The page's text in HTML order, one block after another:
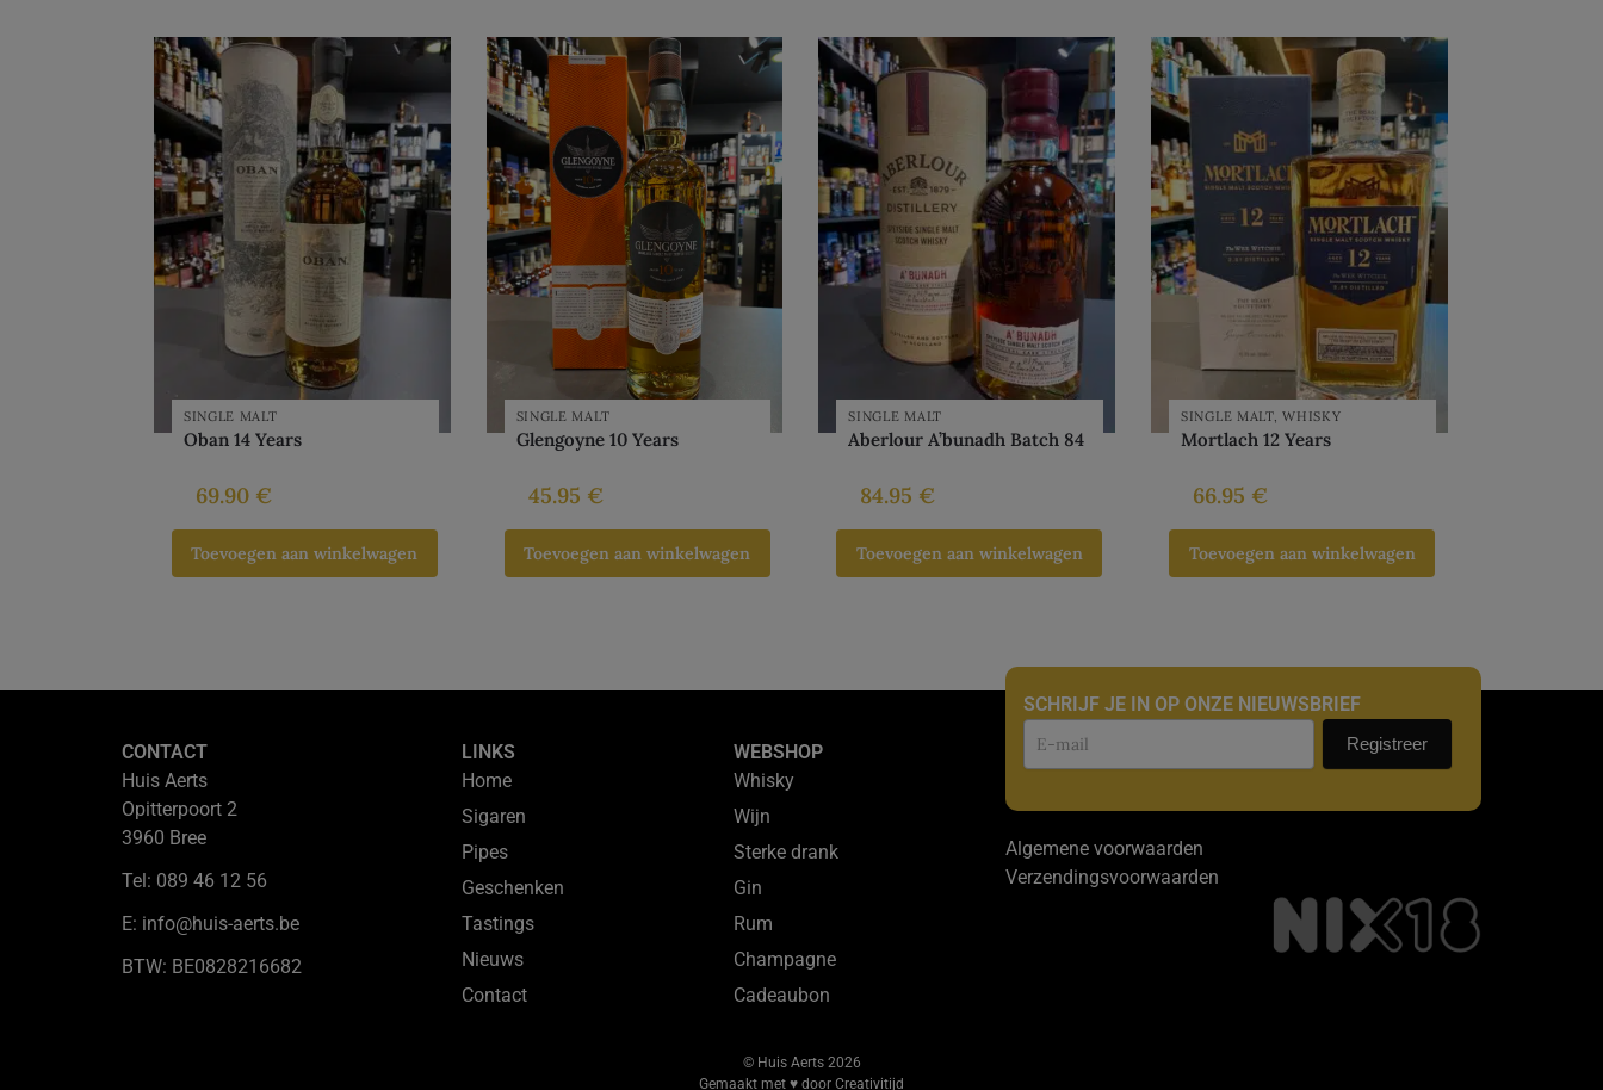
SINGLE MALT
Oban 14 Years
69.90 €
Toevoegen aan winkelwagen
SINGLE MALT
Glengoyne 10 Years
45.95 €
Toevoegen aan winkelwagen
SINGLE MALT
Aberlour A’bunadh Batch 84
84.95 €
Toevoegen aan winkelwagen
SINGLE MALT,WHISKY
Mortlach 12 Years
66.95 €
Toevoegen aan winkelwagen
CONTACT
Huis Aerts
Opitterpoort 2
3960 Bree
Tel: 089 46 12 56
E: info@huis-aerts.be
BTW: BE0828216682
LINKS
Home
Sigaren
Pipes
Geschenken
Tastings
Nieuws
Contact
WEBSHOP
Whisky
Wijn
Sterke drank
Gin
Rum
Champagne
Cadeaubon
SCHRIJF JE IN OP ONZE NIEUWSBRIEF
Nieuwsbrief Registreer
Algemene voorwaarden
Verzendingsvoorwaarden
© Huis Aerts 2026
Gemaakt met ♥ door Creativitijd